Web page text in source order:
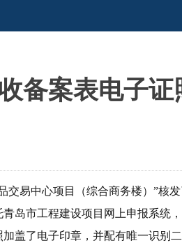
备案表电子证
交易中心项目（综合商务楼）”核
岛市工程建设项目网上申报系统
盖了电子印章，并配有唯一识别